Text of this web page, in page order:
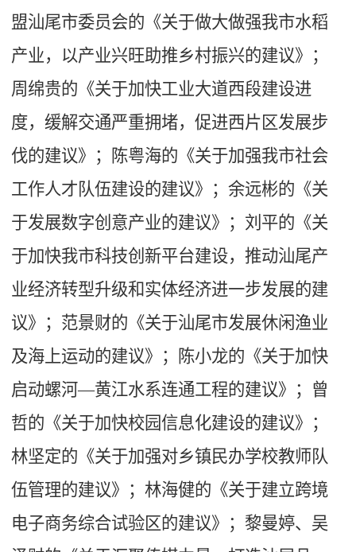
盟汕尾市委员会的《关于做大做强我市水稻
产业，以产业兴旺助推乡村振兴的建议》；
周绵贵的《关于加快工业大道西段建设进
度，缓解交通严重拥堵，促进西片区发展步
伐的建议》；陈粤海的《关于加强我市社会
工作人才队伍建设的建议》；余远彬的《关
于发展数字创意产业的建议》；刘平的《关
于加快我市科技创新平台建设，推动汕尾产
业经济转型升级和实体经济进一步发展的建
议》；范景财的《关于汕尾市发展休闲渔业
及海上运动的建议》；陈小龙的《关于加快
启动螺河—黄江水系连通工程的建议》；曾
哲的《关于加快校园信息化建设的建议》；
林坚定的《关于加强对乡镇民办学校教师队
伍管理的建议》；林海健的《关于建立跨境
电子商务综合试验区的建议》；黎曼婷、吴